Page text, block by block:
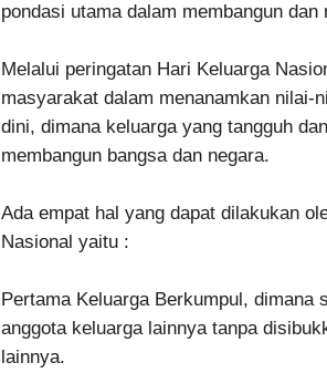
pondasi utama dalam membangun
Melalui peringatan Hari Keluarga
masyarakat dalam menanamkan nilai-
dini, dimana keluarga yang tangguh
membangun bangsa dan negara.
Ada empat hal yang dapat dilakukan
Nasional yaitu :
Pertama Keluarga Berkumpul, dimana
anggota keluarga lainnya tanpa
lainnya.